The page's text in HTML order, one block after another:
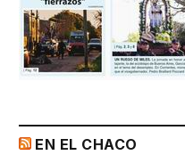
EN EL CHACO